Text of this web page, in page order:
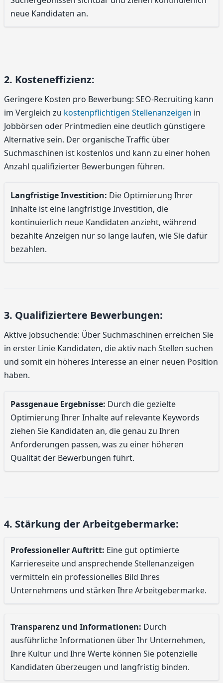
neue Kandidaten an.
2. Kosteneffizienz:
Geringere Kosten pro Bewerbung: SEO-Recruiting kann
im Vergleich zu kostenpflichtigen Stellenanzeigen in
Jobbörsen oder Printmedien eine deutlich günstigere
Alternative sein. Der organische Traffic über
Suchmaschinen ist kostenlos und kann zu einer hohen
Anzahl qualifizierter Bewerbungen führen.
Langfristige Investition: Die Optimierung Ihrer
Inhalte ist eine langfristige Investition, die
kontinuierlich neue Kandidaten anzieht, während
bezahlte Anzeigen nur so lange laufen, wie Sie dafür
bezahlen.
3. Qualifiziertere Bewerbungen:
Aktive Jobsuchende: Über Suchmaschinen erreichen Sie
in erster Linie Kandidaten, die aktiv nach Stellen suchen
und somit ein höheres Interesse an einer neuen Position
haben.
Passgenaue Ergebnisse: Durch die gezielte
Optimierung Ihrer Inhalte auf relevante Keywords
ziehen Sie Kandidaten an, die genau zu Ihren
Anforderungen passen, was zu einer höheren
Qualität der Bewerbungen führt.
4. Stärkung der Arbeitgebermarke:
Professioneller Auftritt: Eine gut optimierte
Karriereseite und ansprechende Stellenanzeigen
vermitteln ein professionelles Bild Ihres
Unternehmens und stärken Ihre Arbeitgebermarke.
Transparenz und Informationen: Durch
ausführliche Informationen über Ihr Unternehmen,
Ihre Kultur und Ihre Werte können Sie potenzielle
Kandidaten überzeugen und langfristig binden.